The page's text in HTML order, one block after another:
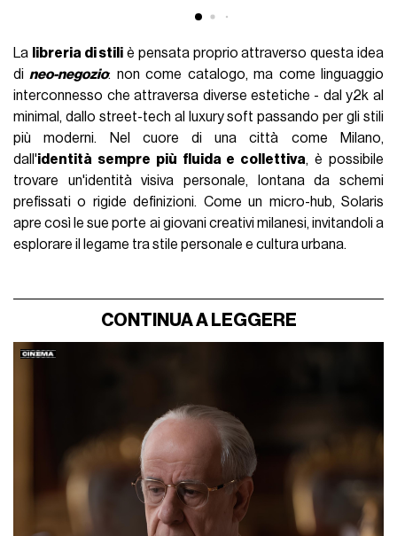
La libreria di stili è pensata proprio attraverso questa idea
dineo-negozio: non come catalogo, ma come linguaggio
interconnesso che attraversa diverse estetiche - dal y2k al
minimal, dallo street-tech al luxury soft passando per gli stili
più moderni. Nel cuore di una città come Milano,
dall'identità sempre più fluida e collettiva, è possibile
trovare un'identità visiva personale, lontana da schemi
prefissati o rigide definizioni. Come un micro-hub, Solaris
apre così le sue porte ai giovani creativi milanesi, invitandoli a
esplorare il legame tra stile personale e cultura urbana.
CONTINUA A LEGGERE